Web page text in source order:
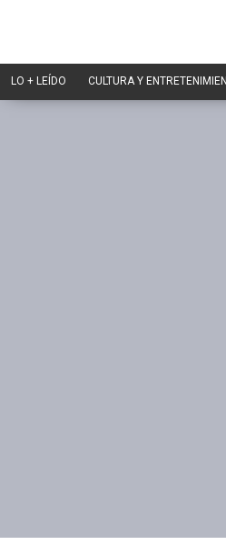
LO + LEÍDO CULTURA Y